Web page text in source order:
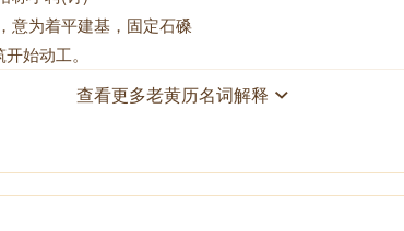
意为着平建基，固定石磉
始动工。
堵上蚂蚁洞
灶，适用于分炉之出火、安香
担任职务
查看更多老黄历名词解释